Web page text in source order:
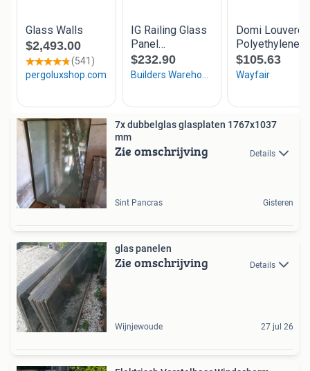
7x dubbelglas glasplaten 1767x1037
mm
Zie omschrijving Details
Sint Pancras Gisteren
glas panelen
Zie omschrijving Details
Wijnjewoude 27 jul 26